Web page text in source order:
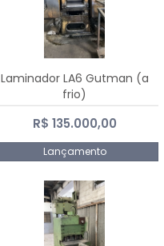
Laminador LA6 Gutman (a
frio)
R$ 135.000,00
Lançamento